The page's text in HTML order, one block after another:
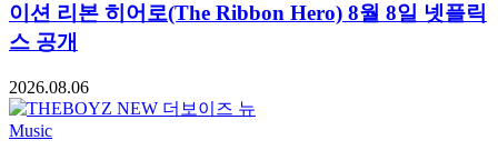
이션 리본 히어로(The Ribbon Hero) 8월 8일 넷플릭
스 공개
2026.08.06
Music